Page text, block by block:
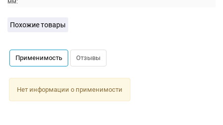
мм:
Похожие товары
Применимость Отзывы
Нет информации о применимости